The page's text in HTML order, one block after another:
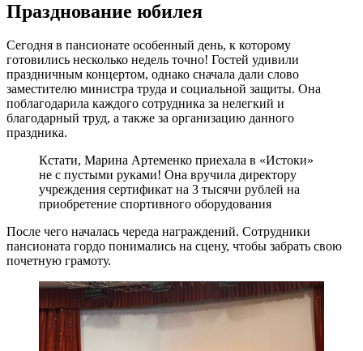
Празднование юбилея
Сегодня в пансионате особенный день, к которому
готовились несколько недель точно! Гостей удивили
праздничным концертом, однако сначала дали слово
заместителю министра труда и социальной защиты. Она
поблагодарила каждого сотрудника за нелегкий и
благодарный труд, а также за организацию данного
праздника.
Кстати, Марина Артеменко приехала в «Истоки»
не с пустыми руками! Она вручила директору
учреждения сертификат на 3 тысячи рублей на
приобретение спортивного оборудования
После чего началась череда награждений. Сотрудники
пансионата гордо понимались на сцену, чтобы забрать свою
почетную грамоту.